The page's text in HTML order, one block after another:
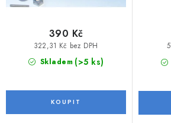
Doprava a platba Servis
Obchodní podmínky
Podmínky ochrany
Skladem (>5 ks)
322,31 Kč bez DPH
390 Kč